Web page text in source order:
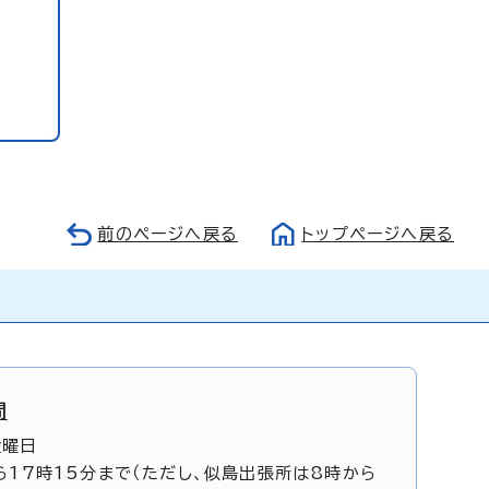
前のページへ戻る トップページへ戻る
日
時15分まで（ただし、似島出張所は8時から